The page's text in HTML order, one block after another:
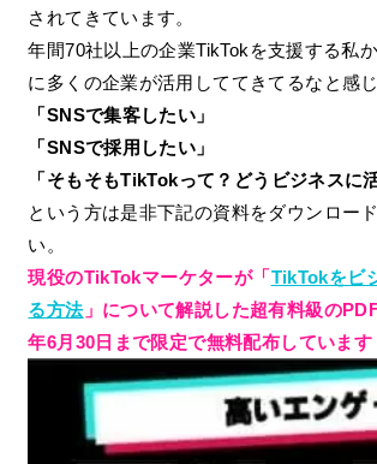
されてきています。
年間70社以上の企業TikTokを支援する私
に多くの企業が活用しててきてるなと感じ
「SNSで集客したい」
「SNSで採用したい」
「そもそもTikTokって？どうビジネスに
という方は是非下記の資料をダウンロー
い。
現役のTikTokマーケターが「TikTokをビ
る方法」について解説した超有料級の
年6月30日まで限定で無料配布しています